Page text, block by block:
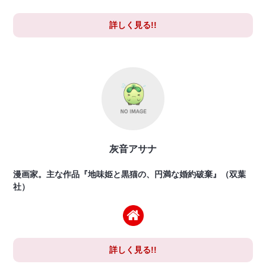
詳しく見る!!
灰音アサナ
漫画家。主な作品『地味姫と黒猫の、円満な婚約破棄』（双葉
社）
詳しく見る!!